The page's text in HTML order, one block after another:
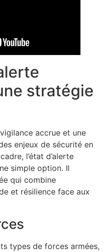
stratégie
accrue et une
enjeux de sécurité en
l’état d’alerte
simple option. Il
qui combine
et résilience face aux
types de forces armées,